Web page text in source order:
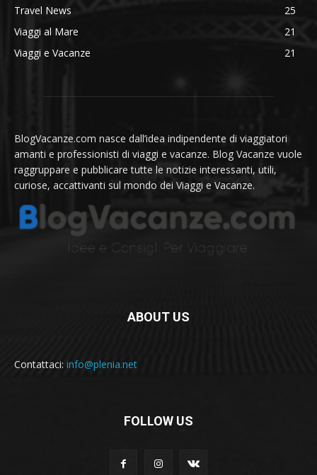
Travel News
25
Viaggi al Mare
21
Viaggi e Vacanze
21
BlogVacanze.com nasce dall’idea indipendente di viaggiatori
amanti e professionisti di viaggi e vacanze. Blog Vacanze vuole
raggruppare e pubblicare tutte le notizie interessanti, utili,
curiose, accattivanti sul mondo dei Viaggi e Vacanze.
ABOUT US
Contattaci: info@plenia.net
FOLLOW US